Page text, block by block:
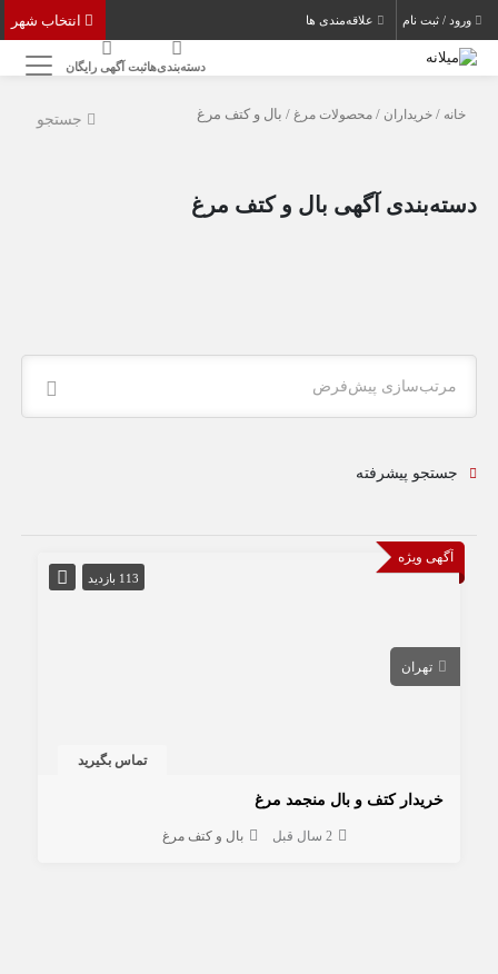
ورود / ثبت نام علاقه‌مندی ها
دسته‌بندی‌هاثبت آگهی رایگان
جستجو خانه /خریداران /محصولات مرغ / بال و کتف مرغ
دسته‌بندی آگهی بال و کتف مرغ
مرتب‌سازی پیش‌فرض
جستجو پیشرفته
آگهی ویژه
113 بازدید
تهران
تماس بگیرید
خریدار کتف و بال منجمد مرغ
2 سال قبل بال و کتف مرغ